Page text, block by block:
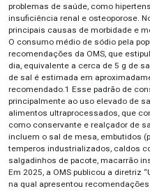
problemas de saúde, como
insuficiência renal e osteoporose.
principais causas de morbidade e
O consumo médio de sódio pela
recomendações da OMS, que
dia, equivalente a cerca de 5 g de
de sal é estimada em
recomendado.1 Esse padrão de
principalmente ao uso elevado de
alimentos ultraprocessados, que
como conservante e realçador de
incluem o sal de mesa, embutidos
temperos industrializados, caldos
salgadinhos de pacote, macarrão
Em 2025, a OMS publicou a diretriz
na qual apresentou